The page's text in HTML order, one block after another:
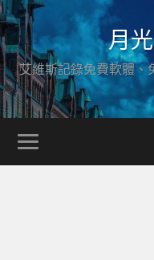
月
艾維斯記錄免費軟體、